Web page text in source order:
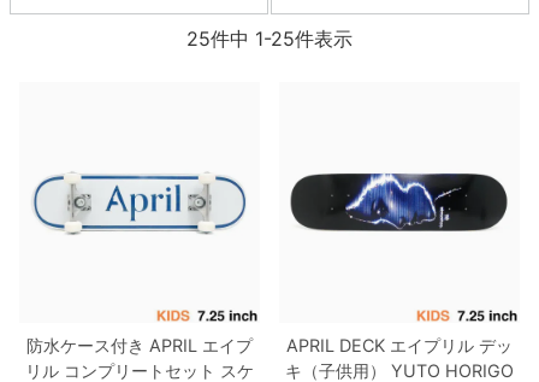
25件中 1-25件表示
防水ケース付き APRIL エイプ
リル コンプリートセット スケ
APRIL DECK エイプリル デッ
キ（子供用）
YUTO HORIGO
8.3inch
8.5inch
8.4inch
8.6inch
63mm
65mm
ヘルメット・パッド
練習用アイテム（初心者におすすめ）
メディア（雑誌・DVD・CD）
27cm
28cm
長袖ボタンシャツ
半袖シャツ
キャップ
アンダーウエア